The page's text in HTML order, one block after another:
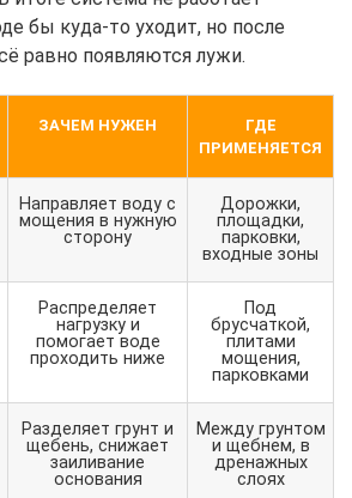
бы куда-то уходит, но после
равно появляются лужи.
ЗАЧЕМ НУЖЕН
ГДЕ
ПРИМЕНЯЕТСЯ
Направляет воду с
мощения в нужную
сторону
Дорожки,
площадки,
парковки,
входные зоны
Распределяет
нагрузку и
помогает воде
проходить ниже
Под
брусчаткой,
плитами
мощения,
парковками
Разделяет грунт и
щебень, снижает
заиливание
основания
Между грунтом
и щебнем, в
дренажных
слоях